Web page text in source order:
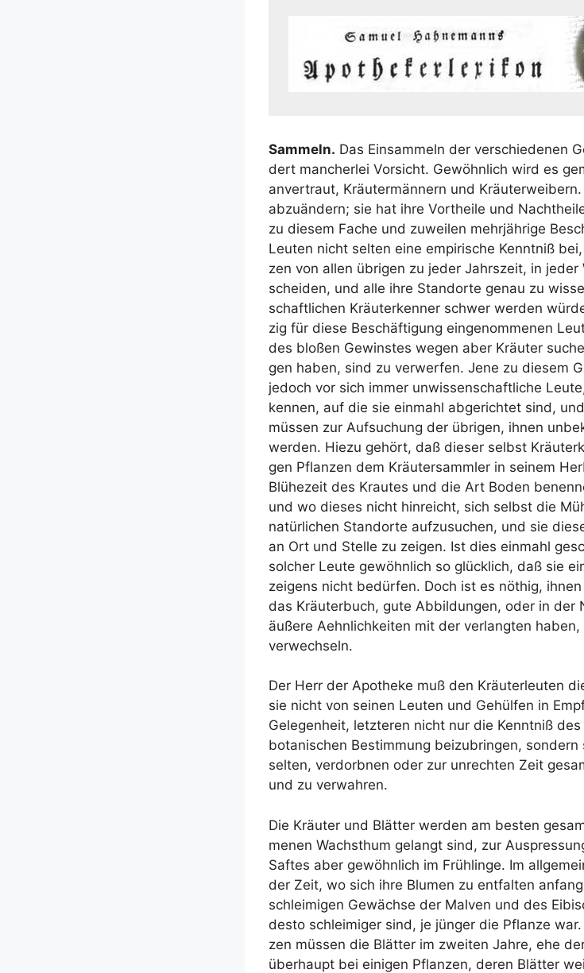
Sam­meln. Das Ein­sam­meln der ver­schie­de­nen
dert man­cher­lei Vor­sicht. Gewöhn­lich wird es
anver­traut, Kräu­ter­män­nern und
abzu­än­dern; sie hat ihre Vort­hei­le und
zu die­sem Fache und zuwei­len mehr­jäh­ri­ge
Leu­ten nicht sel­ten eine empi­ri­sche Kennt­niß
zen von allen übri­gen zu jeder Jahrs­zeit, in
schei­den, und alle ihre Stand­or­te genau zu
schaft­li­chen Kräu­ter­ken­ner schwer wer­den
zig für die­se Beschäf­ti­gung ein­ge­nom­me­nen
des blo­ßen Gewins­tes wegen aber Kräu­ter
gen haben, sind zu ver­wer­fen. Jene zu die­sem
jedoch vor sich immer unwis­sen­schaft­li­che
ken­nen, auf die sie ein­mahl abge­rich­tet sind,
müs­sen zur Auf­su­chung der übri­gen, ihnen
wer­den. Hie­zu gehört, daß die­ser selbst
gen Pflan­zen dem Kräu­ter­samm­ler in sei­nem
Blü­he­zeit des Krau­tes und die Art Boden
und wo die­ses nicht hin­reicht, sich selbst die
natür­li­chen Stand­or­te auf­zu­su­chen, und sie
an Ort und Stel­le zu zei­gen. Ist dies ein­mahl
sol­cher Leu­te gewöhn­lich so glück­lich, daß sie
zei­gens nicht bedür­fen. Doch ist es nöthig,
das Kräu­ter­buch, gute Abbil­dun­gen, oder in der
äuße­re Aehn­lich­kei­ten mit der ver­lang­ten
verwechseln.
Der Herr der Apo­the­ke muß den Kräu­ter­leu­ten
sie nicht von sei­nen Leu­ten und Gehül­fen in
Gele­gen­heit, letz­te­ren nicht nur die Kennt­niß
bota­ni­schen Bestim­mung bei­zu­brin­gen,
sel­ten, ver­dorb­nen oder zur unrech­ten Zeit
und zu verwahren.
Die Kräu­ter und Blät­ter wer­den am bes­ten
me­nen Wachsthum gelangt sind, zur
Saf­tes aber gewöhn­lich im Früh­lin­ge. Im
der Zeit, wo sich ihre Blu­men zu ent­fal­ten
schlei­mi­gen Gewäch­se der Mal­ven und des
des­to schlei­mi­ger sind, je jün­ger die Pflan­ze
zen müs­sen die Blät­ter im zwei­ten Jah­re, ehe
über­haupt bei eini­gen Pflan­zen, deren Blät­ter